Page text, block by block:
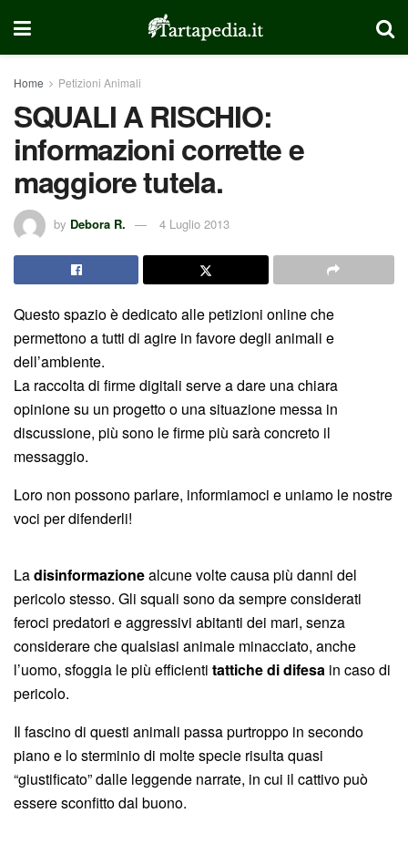
Home Petizioni Animali
SQUALI A RISCHIO:
informazioni corrette e
maggiore tutela.
by Debora R. 4 Luglio 2013
Questo spazio è dedicato alle petizioni online che
permettono a tutti di agire in favore degli animali e
dell’ambiente.
La raccolta di firme digitali serve a dare una chiara
opinione su un progetto o una situazione messa in
discussione, più sono le firme più sarà concreto il
messaggio.
Loro non possono parlare, informiamoci e uniamo le nostre
voci per difenderli!
Ladisinformazionealcune volte causa più danni del
pericolo stesso. Gli squali sono da sempre considerati
feroci predatori e aggressivi abitanti dei mari, senza
considerare che qualsiasi animale minacciato, anche
l’uomo, sfoggia le più efficienti tattiche di difesa in caso di
pericolo.
Il fascino di questi animali passa purtroppo in secondo
piano e lo sterminio di molte specie risulta quasi
“giustificato” dalle leggende narrate, in cui il cattivo può
essere sconfitto dal buono.